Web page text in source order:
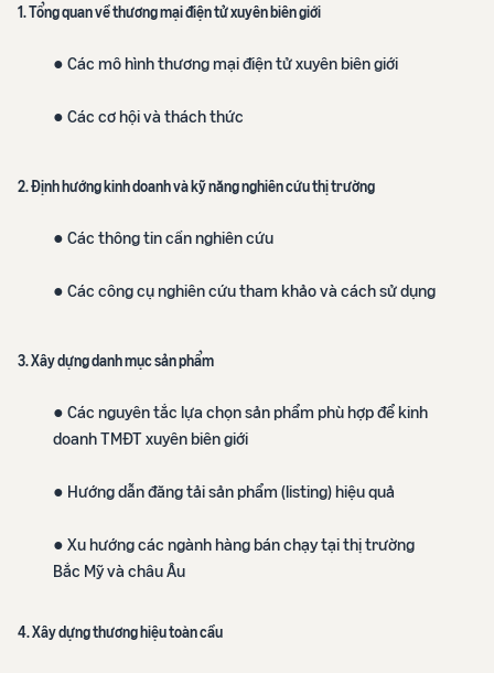
1. Tổng quan về thương mại điện tử xuyên biên giới
● Các mô hình thương mại điện tử xuyên biên giới
● Các cơ hội và thách thức
2. Định hướng kinh doanh và kỹ năng nghiên cứu thị trường
● Các thông tin cần nghiên cứu
● Các công cụ nghiên cứu tham khảo và cách sử dụng
3. Xây dựng danh mục sản phẩm
● Các nguyên tắc lựa chọn sản phẩm phù hợp để kinh
doanh TMĐT xuyên biên giới
● Hướng dẫn đăng tải sản phẩm (listing) hiệu quả
● Xu hướng các ngành hàng bán chạy tại thị trường
Bắc Mỹ và châu Âu
4. Xây dựng thương hiệu toàn cầu